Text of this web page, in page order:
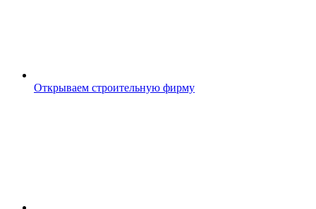
Открываем строительную фирму